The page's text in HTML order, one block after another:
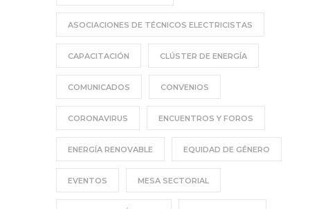
ASOCIACIONES DE TÉCNICOS ELECTRICISTAS
CAPACITACIÓN CLÚSTER DE ENERGÍA
COMUNICADOS CONVENIOS
CORONAVIRUS ENCUENTROS Y FOROS
ENERGÍA RENOVABLE EQUIDAD DE GÉNERO
EVENTOS MESA SECTORIAL